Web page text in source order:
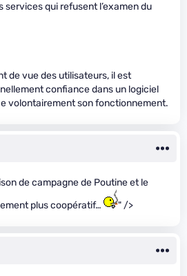
services qui refusent l’examen du
de vue des utilisateurs, il est
confiance dans un logiciel
volontairement son fonctionnement.
de campagne de Poutine et le
plus coopératif…
" />